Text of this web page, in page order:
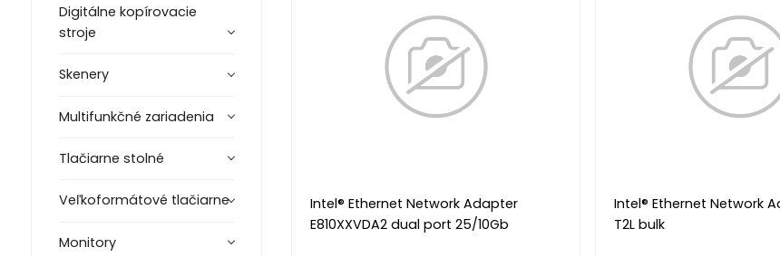
Digitálne kopírovacie
stroje
Skenery
Multifunkčné zariadenia
Tlačiarne stolné
Veľkoformátové tlačiarne
Monitory
Intel® Ethernet Network Adapter
E810XXVDA2 dual port 25/10Gb
Intel® Ethernet Network
T2L bulk